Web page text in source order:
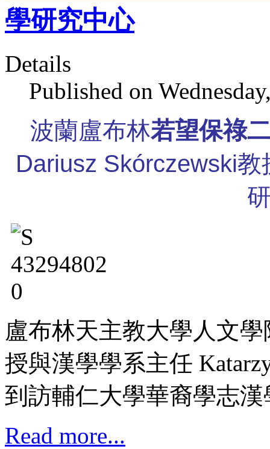
學研究中心
Details
Published on
波蘭盧布林若望保祿
Dariusz Skórczewski
盧布林天主教大學人文學
授與漢學學系主任
到訪輔仁大學華裔學志
Read more...